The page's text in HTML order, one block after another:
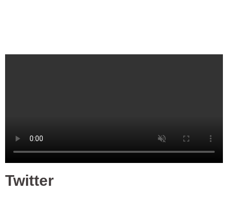
Twitter